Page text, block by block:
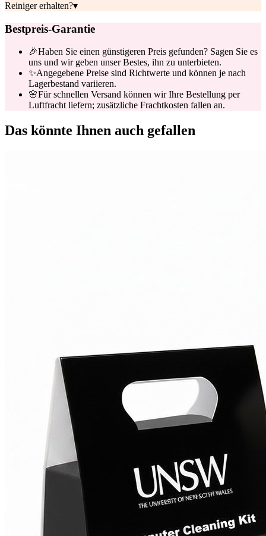
Reiniger erhalten?▾
Bestpreis-Garantie
🎉Haben Sie einen günstigeren Preis gefunden? Sagen Sie es
uns und wir geben unser Bestes, ihn zu unterbieten.
✨Angegebene Preise sind Richtwerte und können je nach
Lagerbestand variieren.
🌸Für schnellen Versand können wir Ihre Bestellung per
Luftfracht liefern; zusätzliche Frachtkosten fallen an.
Das könnte Ihnen auch gefallen